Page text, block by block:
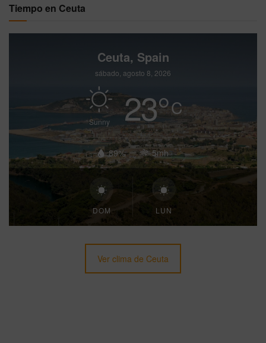
Tiempo en Ceuta
Ceuta, Spain
sábado, agosto 8, 2026
Sunny 23°C
89% 5mh
DOM LUN
Ver clima de Ceuta